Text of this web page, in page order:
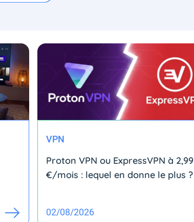
VPN
Proton VPN ou ExpressVPN à 2,99
€/mois : lequel en donne le plus ?
02/08/2026